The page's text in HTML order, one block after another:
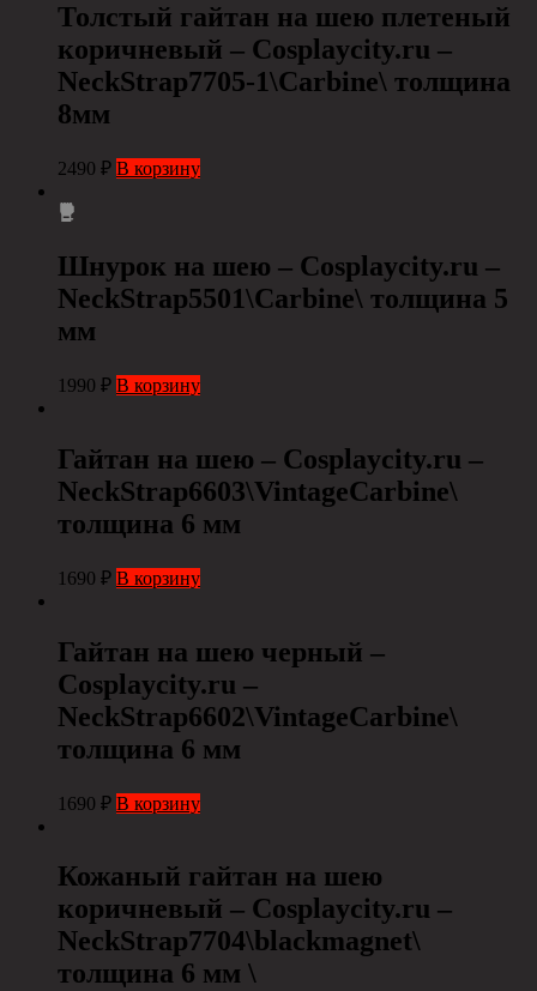
Толстый гайтан на шею плетеный
коричневый – Cosplaycity.ru –
NeckStrap7705-1\Carbine\ толщина
8мм
2490 ₽ В корзину
Шнурок на шею – Cosplaycity.ru –
NeckStrap5501\Carbine\ толщина 5
мм
1990 ₽ В корзину
Гайтан на шею – Cosplaycity.ru –
NeckStrap6603\VintageCarbine\
толщина 6 мм
1690 ₽ В корзину
Гайтан на шею черный –
Cosplaycity.ru –
NeckStrap6602\VintageCarbine\
толщина 6 мм
1690 ₽ В корзину
Кожаный гайтан на шею
коричневый – Cosplaycity.ru –
NeckStrap7704\blackmagnet\
толщина 6 мм \